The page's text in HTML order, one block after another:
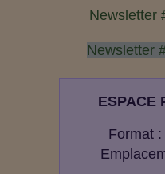
Newsletter
Newsletter
ESPACE
Format